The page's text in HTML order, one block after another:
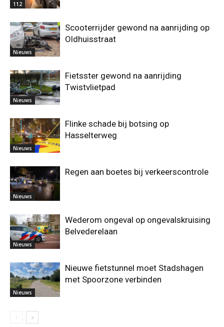
112
Nieuws
Scooterrijder gewond na aanrijding op
Oldhuisstraat
Nieuws
Fietsster gewond na aanrijding
Twistvlietpad
Nieuws
Flinke schade bij botsing op
Hasselterweg
Nieuws
Regen aan boetes bij verkeerscontrole
Nieuws
Wederom ongeval op ongevalskruising
Belvederelaan
Nieuws
Nieuwe fietstunnel moet Stadshagen
met Spoorzone verbinden